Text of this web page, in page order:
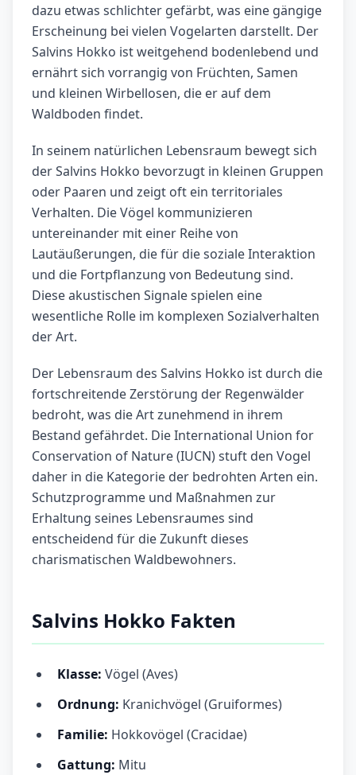
dazu etwas schlichter gefärbt, was eine gängige
Erscheinung bei vielen Vogelarten darstellt. Der
Salvins Hokko ist weitgehend bodenlebend und
ernährt sich vorrangig von Früchten, Samen
und kleinen Wirbellosen, die er auf dem
Waldboden findet.
In seinem natürlichen Lebensraum bewegt sich
der Salvins Hokko bevorzugt in kleinen Gruppen
oder Paaren und zeigt oft ein territoriales
Verhalten. Die Vögel kommunizieren
untereinander mit einer Reihe von
Lautäußerungen, die für die soziale Interaktion
und die Fortpflanzung von Bedeutung sind.
Diese akustischen Signale spielen eine
wesentliche Rolle im komplexen Sozialverhalten
der Art.
Der Lebensraum des Salvins Hokko ist durch die
fortschreitende Zerstörung der Regenwälder
bedroht, was die Art zunehmend in ihrem
Bestand gefährdet. Die International Union for
Conservation of Nature (IUCN) stuft den Vogel
daher in die Kategorie der bedrohten Arten ein.
Schutzprogramme und Maßnahmen zur
Erhaltung seines Lebensraumes sind
entscheidend für die Zukunft dieses
charismatischen Waldbewohners.
Salvins Hokko Fakten
Klasse: Vögel (Aves)
Ordnung: Kranichvögel (Gruiformes)
Familie: Hokkovögel (Cracidae)
Gattung: Mitu